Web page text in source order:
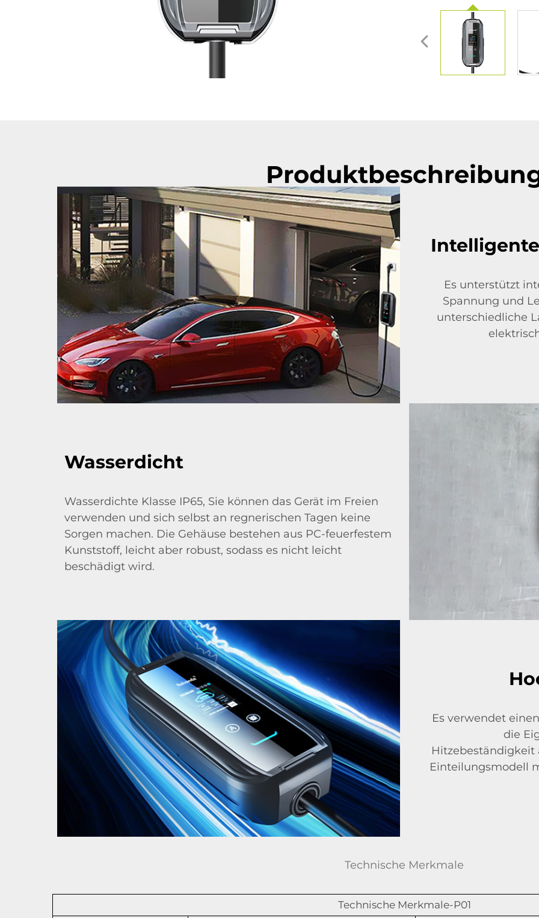
Es unterstützt
Spannung und
unterschiedliche
Wasserdicht
Wasserdichte Klasse IP65, Sie können das Gerät im Freien
verwenden und sich selbst an regnerischen Tagen keine
Sorgen machen. Die Gehäuse bestehen aus PC-feuerfestem
Kunststoff, leicht aber robust, sodass es nicht leicht
beschädigt wird.
Es verwendet
die
Hitzebeständigkeit
Einteilungsmodell
Technische Merkmale
Technische Merkmale-P01